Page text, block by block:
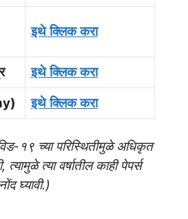
इथे क्लिक करा
इथे क्लिक करा
इथे क्लिक करा
१९ च्या परिस्थितीमुळे अधिकृत
त्यामुळे त्या वर्षातील काही पेपर्स
घ्यावी.)